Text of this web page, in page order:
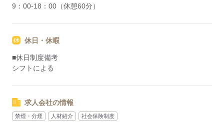
9：00-18：00（休憩60分）
休日・休暇
■休日制度備考
シフトによる
求人会社の情報
禁煙・分煙 人材紹介 社会保険制度